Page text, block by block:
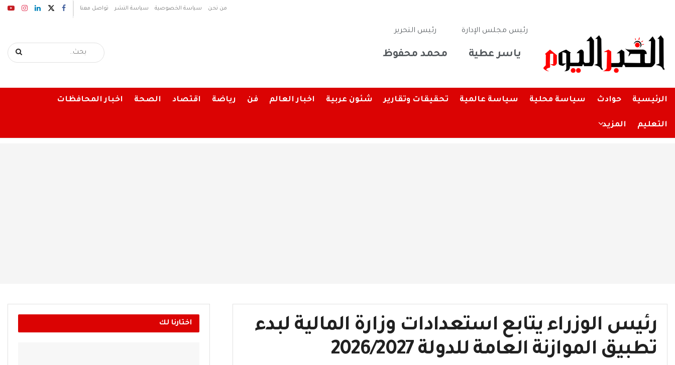
من نحن سياسة الخصوصية سياسة النشر تواصل معنا
رئيس مجلس الإدارة
ياسر عطية
رئيس التحرير
محمد محفوظ
الرئيسية حوادث سياسة محلية سياسة عالمية تحقيقات وتقارير شئون عربية اخبار العالم فن رياضة اقتصاد الصحة اخبار المحافظات
التعليم المزيد
رئيس الوزراء يتابع استعدادات وزارة المالية لبدء
تطبيق الموازنة العامة للدولة 2026/2027
اختارنا لك